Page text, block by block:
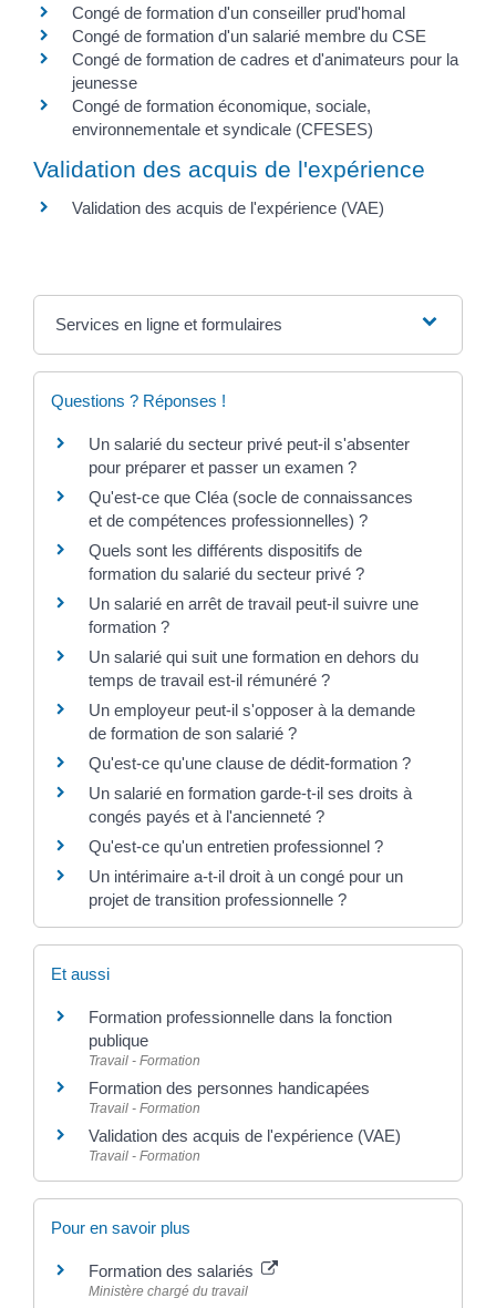
Congé de formation d'un conseiller prud'homal
Congé de formation d'un salarié membre du CSE
Congé de formation de cadres et d'animateurs pour la
jeunesse
Congé de formation économique, sociale,
environnementale et syndicale (CFESES)
Validation des acquis de l'expérience
Validation des acquis de l'expérience (VAE)
Services en ligne et formulaires
Questions ? Réponses !
Un salarié du secteur privé peut-il s'absenter
pour préparer et passer un examen ?
Qu'est-ce que Cléa (socle de connaissances
et de compétences professionnelles) ?
Quels sont les différents dispositifs de
formation du salarié du secteur privé ?
Un salarié en arrêt de travail peut-il suivre une
formation ?
Un salarié qui suit une formation en dehors du
temps de travail est-il rémunéré ?
Un employeur peut-il s'opposer à la demande
de formation de son salarié ?
Qu'est-ce qu'une clause de dédit-formation ?
Un salarié en formation garde-t-il ses droits à
congés payés et à l'ancienneté ?
Qu'est-ce qu'un entretien professionnel ?
Un intérimaire a-t-il droit à un congé pour un
projet de transition professionnelle ?
Et aussi
Formation professionnelle dans la fonction
publique
Travail - Formation
Formation des personnes handicapées
Travail - Formation
Validation des acquis de l'expérience (VAE)
Travail - Formation
Pour en savoir plus
Formation des salariés
Ministère chargé du travail